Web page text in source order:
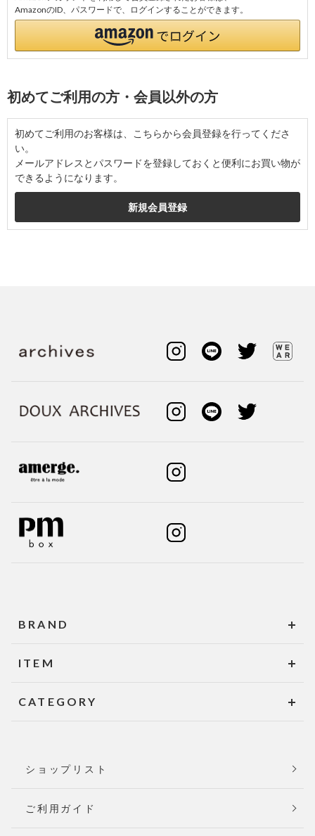
AmazonのID、パスワードで、ログインすることができます。
初めてご利用の方・会員以外の方
初めてご利用のお客様は、こちらから会員登録を行ってくださ
い。
メールアドレスとパスワードを登録しておくと便利にお買い物が
できるようになります。
BRAND
ITEM
CATEGORY
ショップリスト
ご利用ガイド